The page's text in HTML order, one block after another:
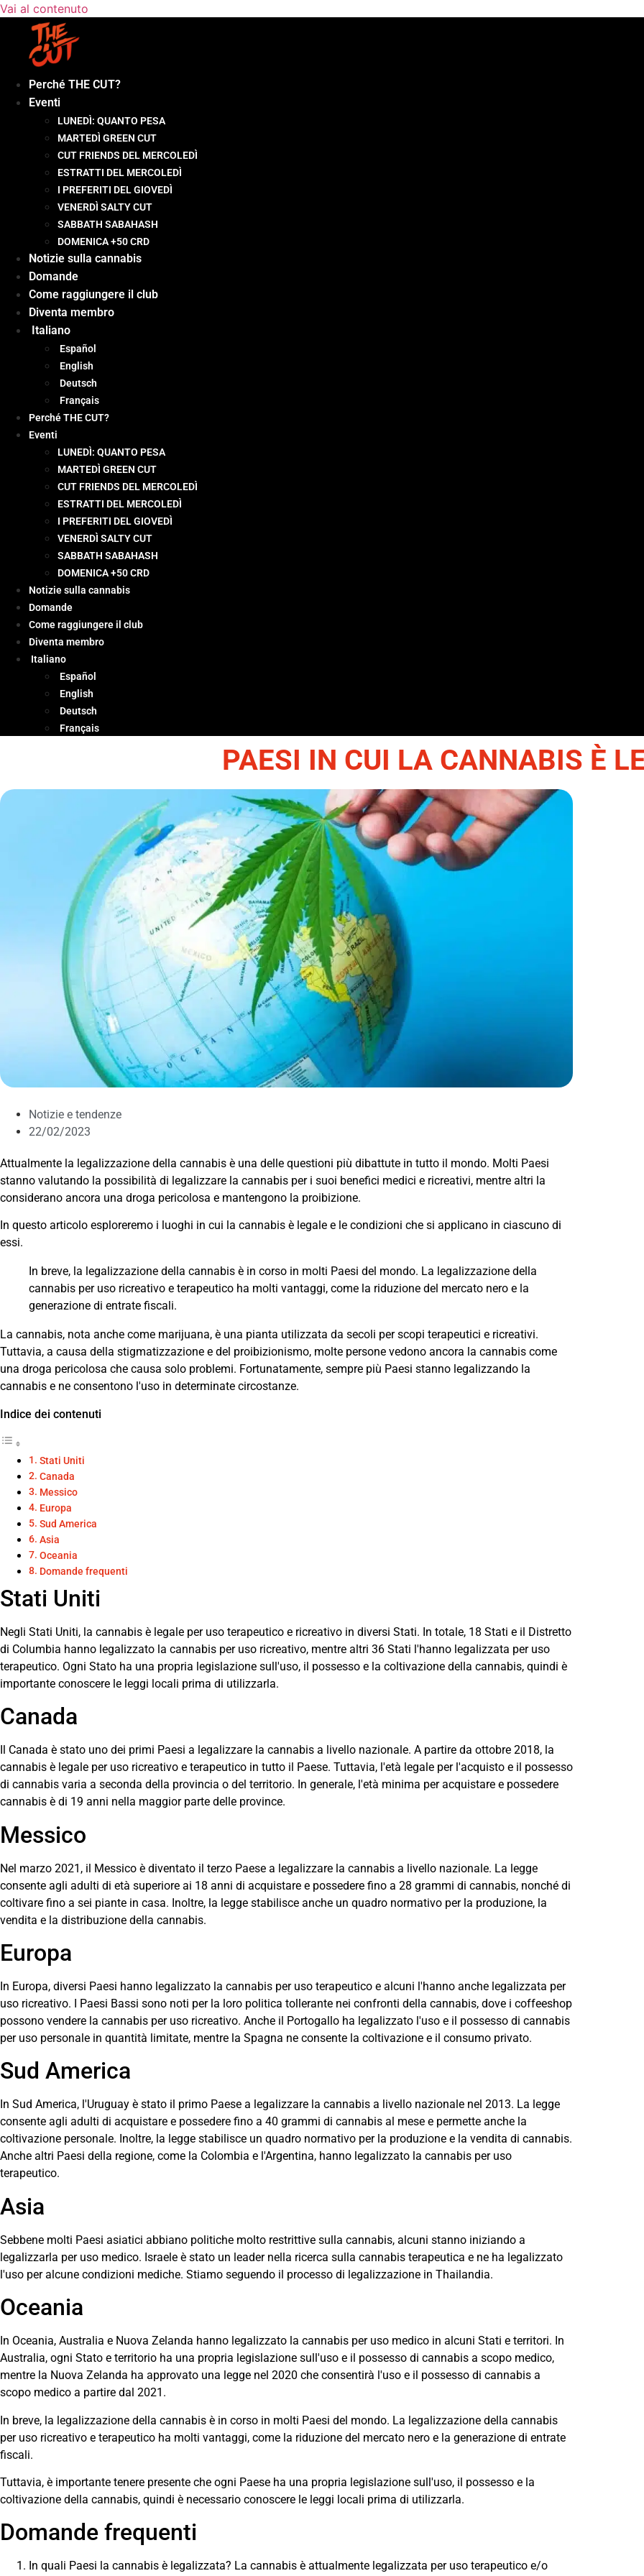
Vai al contenuto
Perché THE CUT?
Eventi
LUNEDÌ: QUANTO PESA
MARTEDÌ GREEN CUT
CUT FRIENDS DEL MERCOLEDÌ
ESTRATTI DEL MERCOLEDÌ
I PREFERITI DEL GIOVEDÌ
VENERDÌ SALTY CUT
SABBATH SABAHASH
DOMENICA +50 CRD
Notizie sulla cannabis
Domande
Come raggiungere il club
Diventa membro
Italiano
Español
English
Deutsch
Français
Perché THE CUT?
Eventi
LUNEDÌ: QUANTO PESA
MARTEDÌ GREEN CUT
CUT FRIENDS DEL MERCOLEDÌ
ESTRATTI DEL MERCOLEDÌ
I PREFERITI DEL GIOVEDÌ
VENERDÌ SALTY CUT
SABBATH SABAHASH
DOMENICA +50 CRD
Notizie sulla cannabis
Domande
Come raggiungere il club
Diventa membro
Italiano
Español
English
Deutsch
Français
PAESI IN CUI LA CANNABIS È
Notizie e tendenze
22/02/2023
Attualmente la legalizzazione della cannabis è una delle questioni più dibattute in tutto il mondo. Molti Paesi
stanno valutando la possibilità di legalizzare la cannabis per i suoi benefici medici e ricreativi, mentre altri la
considerano ancora una droga pericolosa e mantengono la proibizione.
In questo articolo esploreremo i luoghi in cui la cannabis è legale e le condizioni che si applicano in ciascuno di
essi.
In breve, la legalizzazione della cannabis è in corso in molti Paesi del mondo. La legalizzazione della
cannabis per uso ricreativo e terapeutico ha molti vantaggi, come la riduzione del mercato nero e la
generazione di entrate fiscali.
La cannabis, nota anche come marijuana, è una pianta utilizzata da secoli per scopi terapeutici e ricreativi.
Tuttavia, a causa della stigmatizzazione e del proibizionismo, molte persone vedono ancora la cannabis come
una droga pericolosa che causa solo problemi. Fortunatamente, sempre più Paesi stanno legalizzando la
cannabis e ne consentono l'uso in determinate circostanze.
Indice dei contenuti
Stati Uniti
Canada
Messico
Europa
Sud America
Asia
Oceania
Domande frequenti
Stati Uniti
Negli Stati Uniti, la cannabis è legale per uso terapeutico e ricreativo in diversi Stati. In totale, 18 Stati e il Distretto
di Columbia hanno legalizzato la cannabis per uso ricreativo, mentre altri 36 Stati l'hanno legalizzata per uso
terapeutico. Ogni Stato ha una propria legislazione sull'uso, il possesso e la coltivazione della cannabis, quindi è
importante conoscere le leggi locali prima di utilizzarla.
Canada
Il Canada è stato uno dei primi Paesi a legalizzare la cannabis a livello nazionale. A partire da ottobre 2018, la
cannabis è legale per uso ricreativo e terapeutico in tutto il Paese. Tuttavia, l'età legale per l'acquisto e il possesso
di cannabis varia a seconda della provincia o del territorio. In generale, l'età minima per acquistare e possedere
cannabis è di 19 anni nella maggior parte delle province.
Messico
Nel marzo 2021, il Messico è diventato il terzo Paese a legalizzare la cannabis a livello nazionale. La legge
consente agli adulti di età superiore ai 18 anni di acquistare e possedere fino a 28 grammi di cannabis, nonché di
coltivare fino a sei piante in casa. Inoltre, la legge stabilisce anche un quadro normativo per la produzione, la
vendita e la distribuzione della cannabis.
Europa
In Europa, diversi Paesi hanno legalizzato la cannabis per uso terapeutico e alcuni l'hanno anche legalizzata per
uso ricreativo. I Paesi Bassi sono noti per la loro politica tollerante nei confronti della cannabis, dove i coffeeshop
possono vendere la cannabis per uso ricreativo. Anche il Portogallo ha legalizzato l'uso e il possesso di cannabis
per uso personale in quantità limitate, mentre la Spagna ne consente la coltivazione e il consumo privato.
Sud America
In Sud America, l'Uruguay è stato il primo Paese a legalizzare la cannabis a livello nazionale nel 2013. La legge
consente agli adulti di acquistare e possedere fino a 40 grammi di cannabis al mese e permette anche la
coltivazione personale. Inoltre, la legge stabilisce un quadro normativo per la produzione e la vendita di cannabis.
Anche altri Paesi della regione, come la Colombia e l'Argentina, hanno legalizzato la cannabis per uso
terapeutico.
Asia
Sebbene molti Paesi asiatici abbiano politiche molto restrittive sulla cannabis, alcuni stanno iniziando a
legalizzarla per uso medico. Israele è stato un leader nella ricerca sulla cannabis terapeutica e ne ha legalizzato
l'uso per alcune condizioni mediche. Stiamo seguendo il processo di legalizzazione in Thailandia.
Oceania
In Oceania, Australia e Nuova Zelanda hanno legalizzato la cannabis per uso medico in alcuni Stati e territori. In
Australia, ogni Stato e territorio ha una propria legislazione sull'uso e il possesso di cannabis a scopo medico,
mentre la Nuova Zelanda ha approvato una legge nel 2020 che consentirà l'uso e il possesso di cannabis a
scopo medico a partire dal 2021.
In breve, la legalizzazione della cannabis è in corso in molti Paesi del mondo. La legalizzazione della cannabis
per uso ricreativo e terapeutico ha molti vantaggi, come la riduzione del mercato nero e la generazione di entrate
fiscali.
Tuttavia, è importante tenere presente che ogni Paese ha una propria legislazione sull'uso, il possesso e la
coltivazione della cannabis, quindi è necessario conoscere le leggi locali prima di utilizzarla.
Domande frequenti
In quali Paesi la cannabis è legalizzata? La cannabis è attualmente legalizzata per uso terapeutico e/o